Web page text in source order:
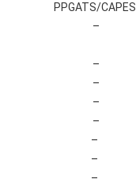
PPGATS/CAPES
–
–
–
–
–
–
–
–